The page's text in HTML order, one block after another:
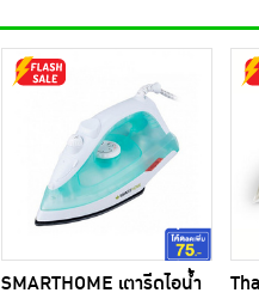
SMARTHOME เตารีดไอน้ำ